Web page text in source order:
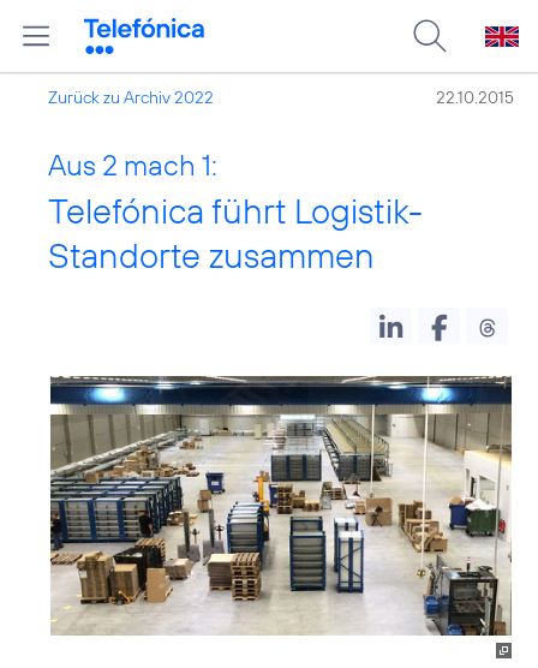
Zurück zu Archiv 2022 22.10.2015
Aus 2 mach 1:
Telefónica führt Logistik-
Standorte zusammen